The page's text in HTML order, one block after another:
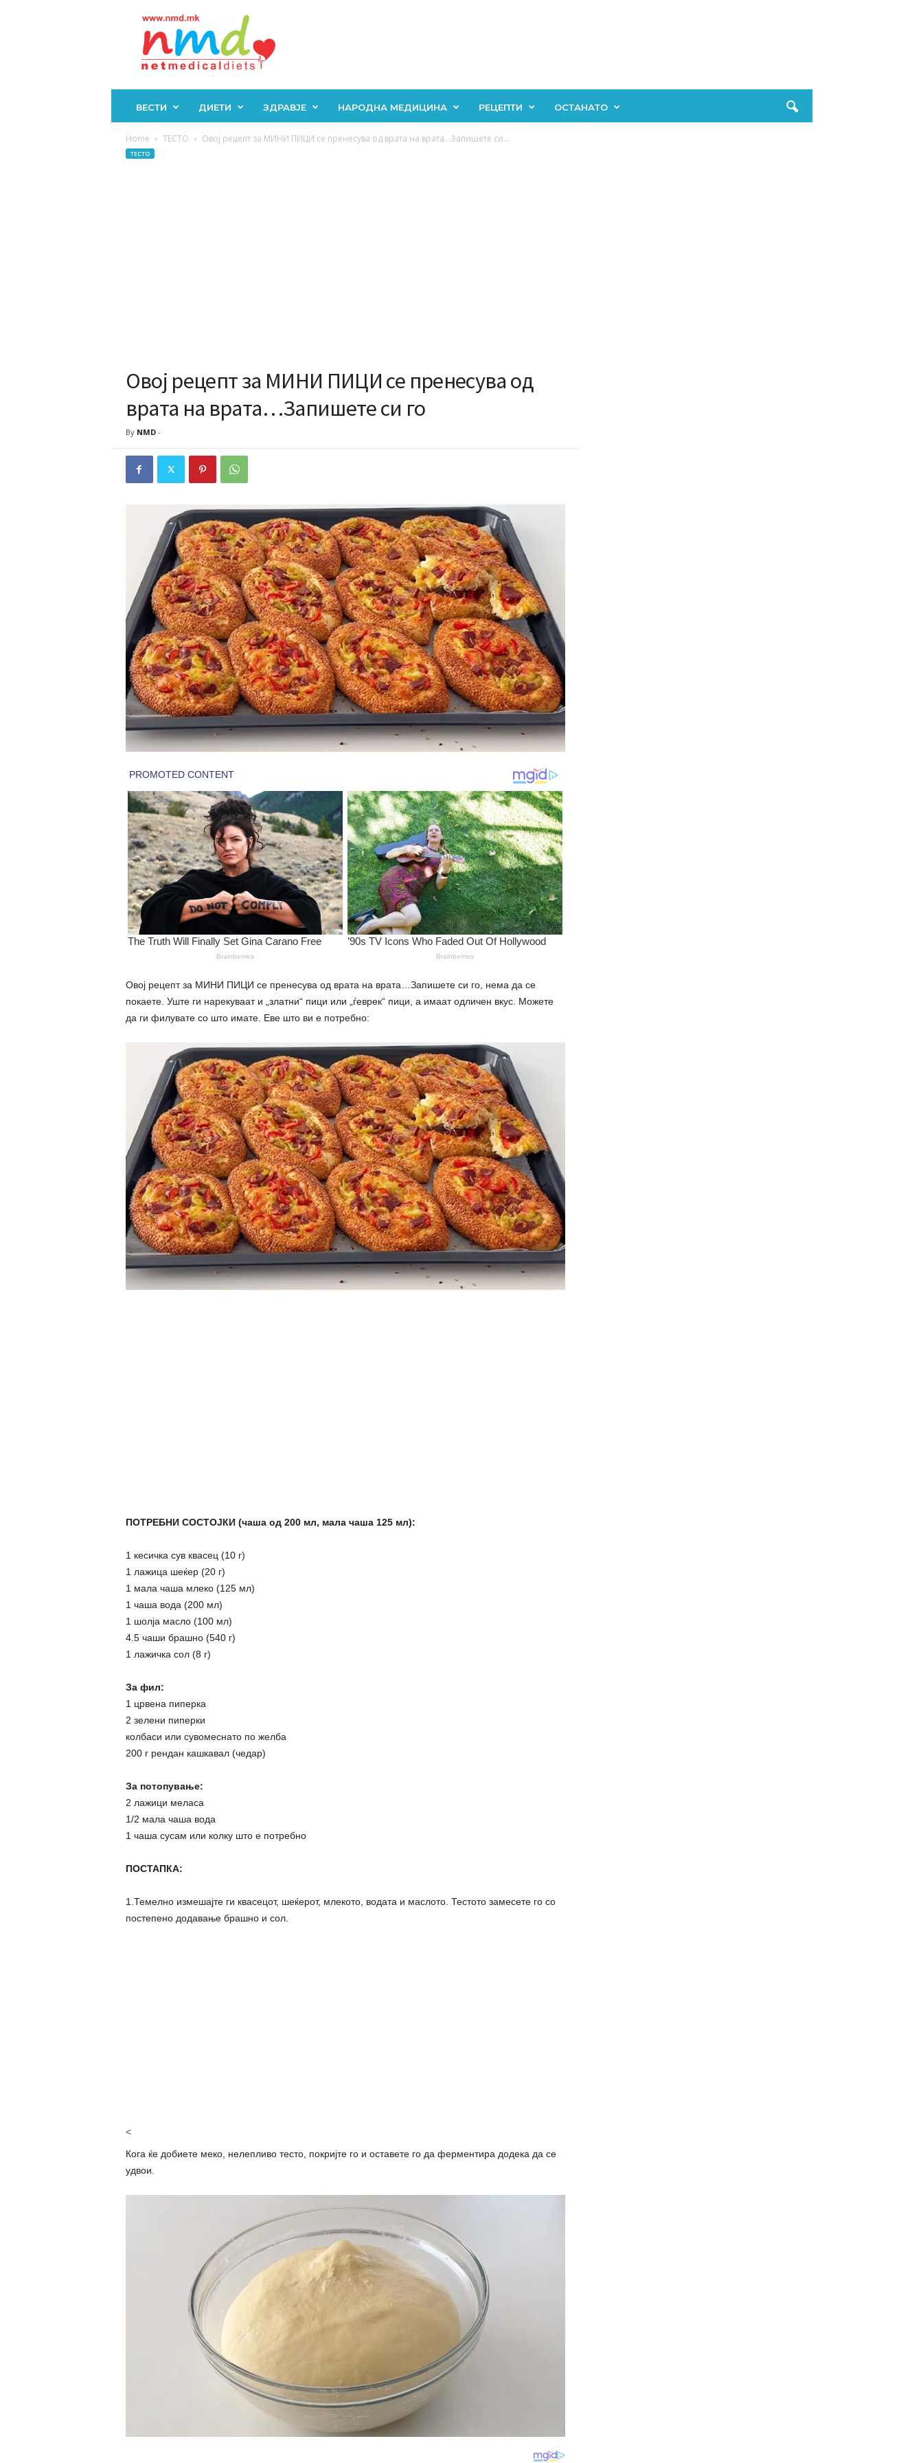
ВЕСТИ ДИЕТИ ЗДРАВЈЕ НАРОДНА МЕДИЦИНА РЕЦЕПТИ ОСТАНАТО
Home ТЕСТО Овој рецепт за МИНИ ПИЦИ се пренесува од врата на врата…Запишете си...
ТЕСТО
Овој рецепт за МИНИ ПИЦИ се пренесува од
врата на врата…Запишете си го
By NMD-
Овој рецепт за МИНИ ПИЦИ се пренесува од врата на врата…Запишете си го, нема да се
покаете. Уште ги нарекуваат и „златни“ пици или „ѓеврек“ пици, а имаат одличен вкус. Можете
да ги филувате со што имате. Еве што ви е потребно:
ПОТРЕБНИ СОСТОЈКИ (чаша од 200 мл, мала чаша 125 мл):
1 кесичка сув квасец (10 г)
1 лажица шеќер (20 г)
1 мала чаша млеко (125 мл)
1 чаша вода (200 мл)
1 шолја масло (100 мл)
4.5 чаши брашно (540 г)
1 лажичка сол (8 г)
За фил:
1 црвена пиперка
2 зелени пиперки
колбаси или сувомеснато по желба
200 г рендан кашкавал (чедар)
За потопување:
2 лажици меласа
1/2 мала чаша вода
1 чаша сусам или колку што е потребно
ПОСТАПКА:
1.Темелно измешајте ги квасецот, шеќерот, млекото, водата и маслото. Тестото замесете го со
постепено додавање брашно и сол.
<
Кога ќе добиете меко, нелепливо тесто, покријте го и оставете го да ферментира додека да се
удвои.